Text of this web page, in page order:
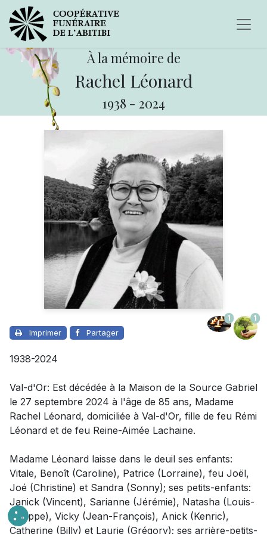
À la mémoire de
Rachel Léonard
1938 - 2024
Imprimer Partager
1 1
1938-2024
Val-d'Or: Est décédée à la Maison de la Source Gabriel
le 27 septembre 2024 à l'âge de 85 ans, Madame
Rachel Léonard, domiciliée à Val-d'Or, fille de feu Rémi
Léonard et de feu Reine-Aimée Lachaine.
Madame Léonard laisse dans le deuil ses enfants:
Vitale, Benoît (Caroline), Patrice (Lorraine), feu Joël,
Joé (Christine) et Sandra (Sonny); ses petits-enfants:
Janick (Vincent), Sarianne (Jérémie), Natasha (Louis-
Philippe), Vicky (Jean-François), Anick (Kenric),
Catherine (Billy) et Laurie (Grégory); ses arrière-petits-